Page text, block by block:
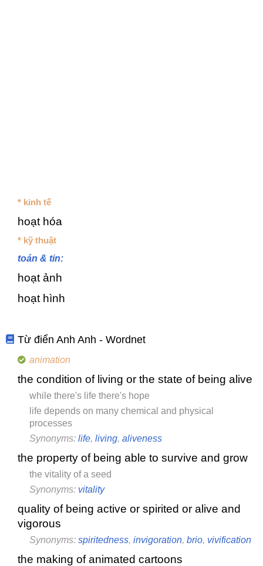
* kinh tế
hoạt hóa
* kỹ thuật
toán & tin:
hoạt ảnh
hoạt hình
Từ điển Anh Anh - Wordnet
animation
the condition of living or the state of being alive
while there's life there's hope
life depends on many chemical and physical
processes
Synonyms: life, living, aliveness
the property of being able to survive and grow
the vitality of a seed
Synonyms: vitality
quality of being active or spirited or alive and
vigorous
Synonyms: spiritedness, invigoration, brio, vivification
the making of animated cartoons